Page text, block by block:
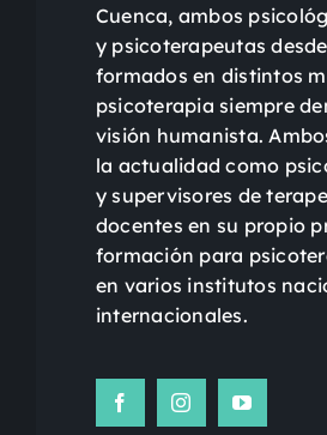
Cuenca, ambos
y psicoterapeutas
formados en distintos
psicoterapia siempre
visión humanista.
la actualidad como
y supervisores de
docentes en su propio
formación para
en varios institutos
internacionales.